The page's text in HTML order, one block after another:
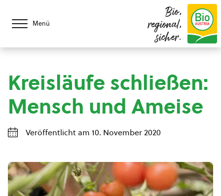
Menü
Bio,
regional,
sicher.
Kreisläufe schließen:
Mensch und Ameise
Veröffentlicht am 10. November 2020